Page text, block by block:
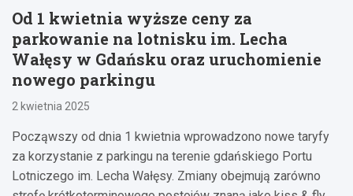
Od 1 kwietnia wyższe ceny za
parkowanie na lotnisku im. Lecha
Wałęsy w Gdańsku oraz uruchomienie
nowego parkingu
2 kwietnia 2025
Począwszy od dnia 1 kwietnia wprowadzono nowe taryfy
za korzystanie z parkingu na terenie gdańskiego Portu
Lotniczego im. Lecha Wałęsy. Zmiany obejmują zarówno